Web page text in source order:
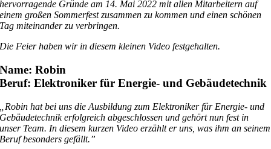
hervorragende Gründe am 14. Mai 2022 mit allen Mitarbeitern auf
einem großen Sommerfest zusammen zu kommen und einen schönen
Tag miteinander zu verbringen.
Die Feier haben wir in diesem kleinen Video festgehalten.
Name: Robin
Beruf: Elektroniker für Energie- und Gebäudetechnik
„Robin hat bei uns die Ausbildung zum Elektroniker für Energie- und
Gebäudetechnik erfolgreich abgeschlossen und gehört nun fest in
unser Team. In diesem kurzen Video erzählt er uns, was ihm an seinem
Beruf besonders gefällt.”